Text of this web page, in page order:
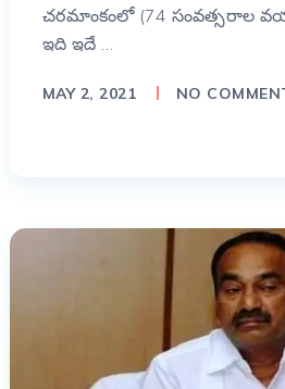
చరమాంకంలో (74 సంవత్సరాల
ఇది ఇదే …
MAY 2, 2021 NO